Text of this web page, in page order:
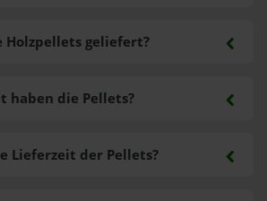
Holzpellets geliefert?
haben die Pellets?
Lieferzeit der Pellets?